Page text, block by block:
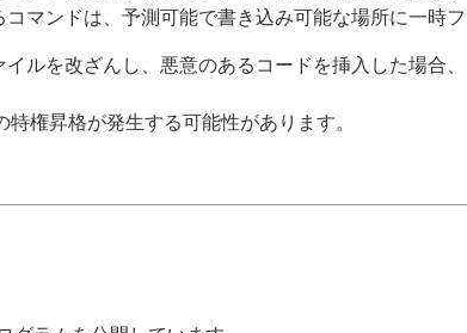
マンドは、予測可能で書き込み可能な場所に一時
ルを改ざんし、悪意のあるコードを挿入した場合
権昇格が発生する可能性があります。